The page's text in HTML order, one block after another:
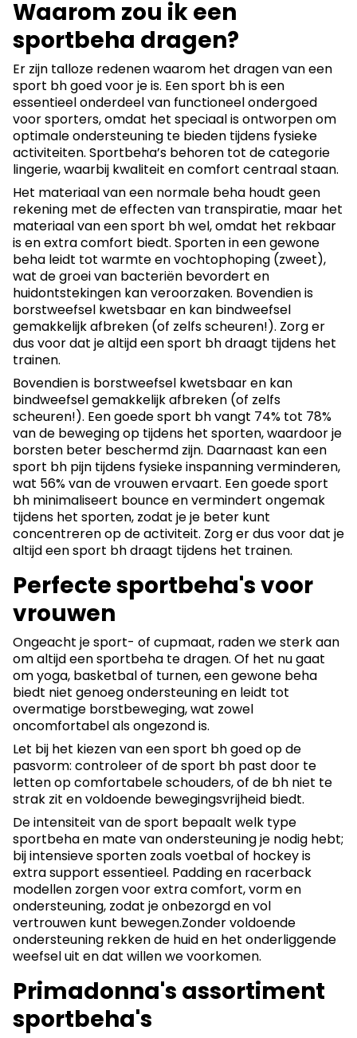
Waarom zou ik een
sportbeha dragen?
Er zijn talloze redenen waarom het dragen van een
sport bh goed voor je is. Een sport bh is een
essentieel onderdeel van functioneel ondergoed
voor sporters, omdat het speciaal is ontworpen om
optimale ondersteuning te bieden tijdens fysieke
activiteiten. Sportbeha’s behoren tot de categorie
lingerie, waarbij kwaliteit en comfort centraal staan.
Het materiaal van een normale beha houdt geen
rekening met de effecten van transpiratie, maar het
materiaal van een sport bh wel, omdat het rekbaar
is en extra comfort biedt. Sporten in een gewone
beha leidt tot warmte en vochtophoping (zweet),
wat de groei van bacteriën bevordert en
huidontstekingen kan veroorzaken. Bovendien is
borstweefsel kwetsbaar en kan bindweefsel
gemakkelijk afbreken (of zelfs scheuren!). Zorg er
dus voor dat je altijd een sport bh draagt tijdens het
trainen.
Bovendien is borstweefsel kwetsbaar en kan
bindweefsel gemakkelijk afbreken (of zelfs
scheuren!). Een goede sport bh vangt 74% tot 78%
van de beweging op tijdens het sporten, waardoor je
borsten beter beschermd zijn. Daarnaast kan een
sport bh pijn tijdens fysieke inspanning verminderen,
wat 56% van de vrouwen ervaart. Een goede sport
bh minimaliseert bounce en vermindert ongemak
tijdens het sporten, zodat je je beter kunt
concentreren op de activiteit. Zorg er dus voor dat je
altijd een sport bh draagt tijdens het trainen.
Perfecte sportbeha's voor
vrouwen
Ongeacht je sport- of cupmaat, raden we sterk aan
om altijd een sportbeha te dragen. Of het nu gaat
om yoga, basketbal of turnen, een gewone beha
biedt niet genoeg ondersteuning en leidt tot
overmatige borstbeweging, wat zowel
oncomfortabel als ongezond is.
Let bij het kiezen van een sport bh goed op de
pasvorm: controleer of de sport bh past door te
letten op comfortabele schouders, of de bh niet te
strak zit en voldoende bewegingsvrijheid biedt.
De intensiteit van de sport bepaalt welk type
sportbeha en mate van ondersteuning je nodig hebt;
bij intensieve sporten zoals voetbal of hockey is
extra support essentieel. Padding en racerback
modellen zorgen voor extra comfort, vorm en
ondersteuning, zodat je onbezorgd en vol
vertrouwen kunt bewegen.Zonder voldoende
ondersteuning rekken de huid en het onderliggende
weefsel uit en dat willen we voorkomen.
Primadonna's assortiment
sportbeha's